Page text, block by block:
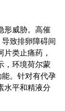
形威胁。高催
致排卵障碍间
类止痛药，
，环境荷尔蒙
。针对有代孕
水平和精液分